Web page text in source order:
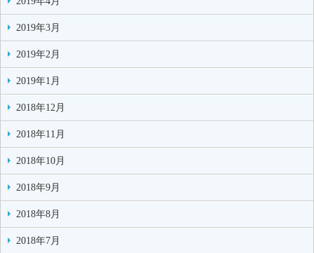
2019年3月
2019年2月
2019年1月
2018年12月
2018年11月
2018年10月
2018年9月
2018年8月
2018年7月